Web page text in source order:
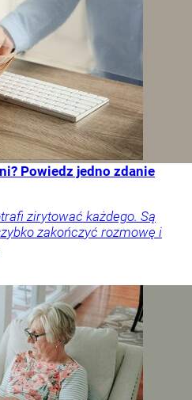
Powiedz jedno zdanie
zirytować każdego. Są
zakończyć rozmowę i